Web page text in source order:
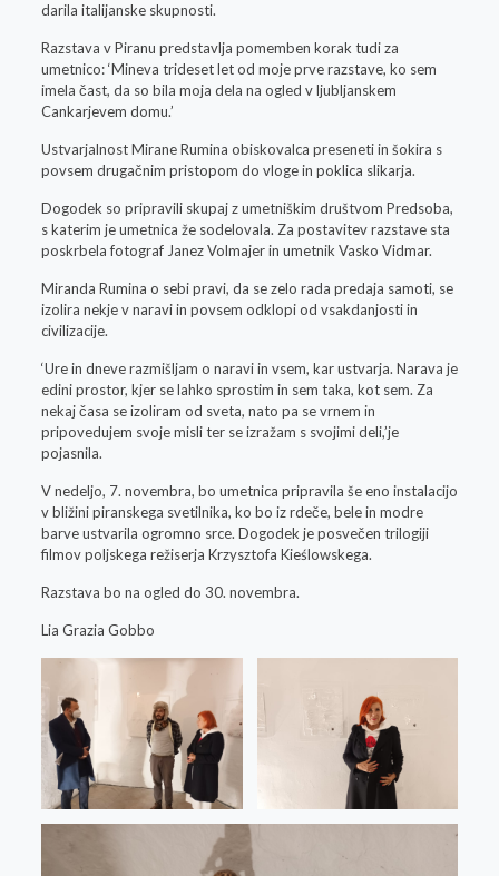
darila italijanske skupnosti.
Razstava v Piranu predstavlja pomemben korak tudi za
umetnico: ‘Mineva trideset let od moje prve razstave, ko sem
imela čast, da so bila moja dela na ogled v ljubljanskem
Cankarjevem domu.’
Ustvarjalnost Mirane Rumina obiskovalca preseneti in šokira s
povsem drugačnim pristopom do vloge in poklica slikarja.
Dogodek so pripravili skupaj z umetniškim društvom Predsoba,
s katerim je umetnica že sodelovala. Za postavitev razstave sta
poskrbela fotograf Janez Volmajer in umetnik Vasko Vidmar.
Miranda Rumina o sebi pravi, da se zelo rada predaja samoti, se
izolira nekje v naravi in povsem odklopi od vsakdanjosti in
civilizacije.
‘Ure in dneve razmišljam o naravi in vsem, kar ustvarja. Narava je
edini prostor, kjer se lahko sprostim in sem taka, kot sem. Za
nekaj časa se izoliram od sveta, nato pa se vrnem in
pripovedujem svoje misli ter se izražam s svojimi deli,’je
pojasnila.
V nedeljo, 7. novembra, bo umetnica pripravila še eno instalacijo
v bližini piranskega svetilnika, ko bo iz rdeče, bele in modre
barve ustvarila ogromno srce. Dogodek je posvečen trilogiji
filmov poljskega režiserja Krzysztofa Kieślowskega.
Razstava bo na ogled do 30. novembra.
Lia Grazia Gobbo